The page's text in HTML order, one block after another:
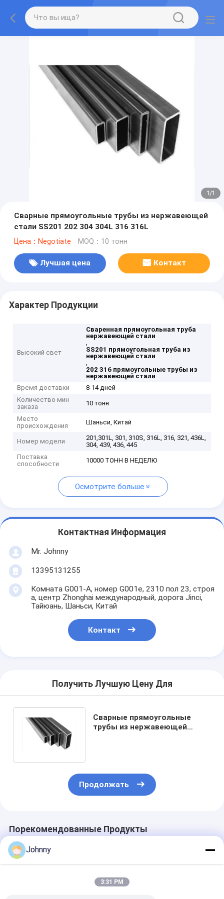
1/1
Сварные прямоугольные трубы из нержавеющей
стали SS201 202 304 304L 316 316L
Цена：Negotiate MOQ：10 тонн
Лучшая цена Контакт
Характер Продукции
Высокий свет
Сваренная прямоугольная труба
нержавеющей стали
,
SS201 прямоугольная труба из
нержавеющей стали
,
202 316 прямоугольные трубы из
нержавеющей стали
Время доставки
8-14 дней
Количество мин
заказа
10 тонн
Место
происхождения
Шаньси, Китай
Номер модели
201,301L, 301, 310S, 316L, 316, 321, 436L,
304, 439, 436, 445
Поставка
способности
10000 ТОНН В НЕДЕЛЮ
Осмотрите больше
Контактная Информация
Mr. Johnny
13395131255
Комната G001-A, номер G001e, 2310 пол 23, строя
a, центр Zhonghai международный, дорога Jinci,
Тайюань, Шаньси, Китай
Контакт
Получить Лучшую Цену Для
Сварные прямоугольные
трубы из нержавеющей
Продолжать
Порекомендованные Продукты
Johnny
3:31 PM